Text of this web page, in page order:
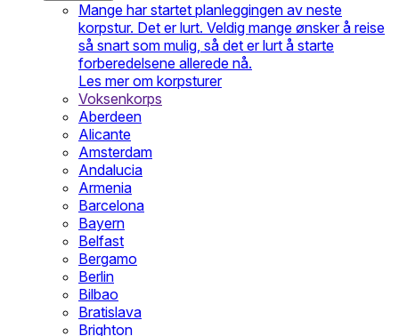
Mange har startet planleggingen av neste
korpstur. Det er lurt. Veldig mange ønsker å reise
så snart som mulig, så det er lurt å starte
forberedelsene allerede nå.
Les mer om korpsturer
Voksenkorps
Aberdeen
Alicante
Amsterdam
Andalucia
Armenia
Barcelona
Bayern
Belfast
Bergamo
Berlin
Bilbao
Bratislava
Brighton